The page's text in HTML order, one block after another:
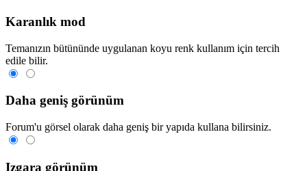
Karanlık mod
Temanızın bütününde uygulanan koyu renk kullanım için tercih
edile bilir.
Daha geniş görünüm
Forum'u görsel olarak daha geniş bir yapıda kullana bilirsiniz.
Izgara görünüm